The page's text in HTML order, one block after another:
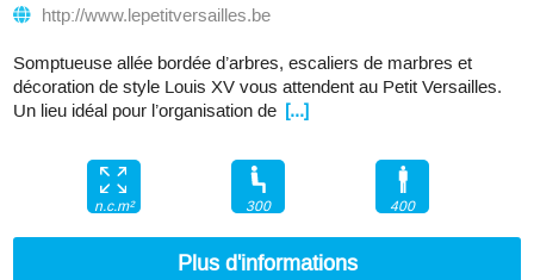
http://www.lepetitversailles.be
Somptueuse allée bordée d’arbres, escaliers de marbres et
décoration de style Louis XV vous attendent au Petit Versailles.
Un lieu idéal pour l’organisation de [...]
n.c.m² 300 400
Plus d'informations